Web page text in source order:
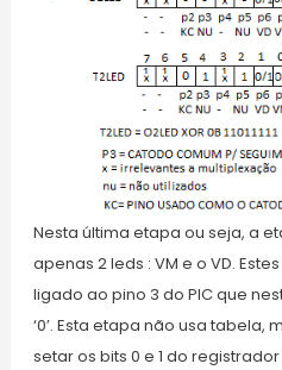
Nesta última etapa ou seja, a
apenas 2 leds : VM e o VD.
ligado ao pino 3 do PIC que
‘0’. Esta etapa não usa tabela,
setar os bits 0 e 1 do